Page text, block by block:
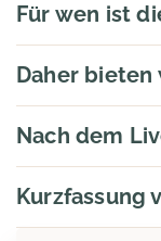
Für wen ist
Daher bieten
Nach dem
Kurzfassung